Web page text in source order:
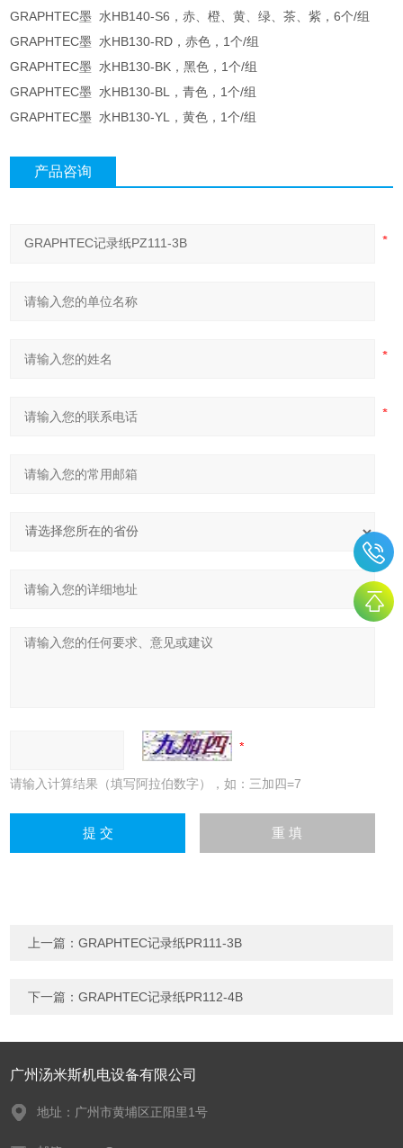
GRAPHTEC墨 水HB140-S6，赤、橙、黄、绿、茶、紫，6个/组
GRAPHTEC墨 水HB130-RD，赤色，1个/组
GRAPHTEC墨 水HB130-BK，黑色，1个/组
GRAPHTEC墨 水HB130-BL，青色，1个/组
GRAPHTEC墨 水HB130-YL，黄色，1个/组
产品咨询
请输入计算结果（填写阿拉伯数字），如：三加四=7
上一篇：GRAPHTEC记录纸PR111-3B
下一篇：GRAPHTEC记录纸PR112-4B
广州汤米斯机电设备有限公司
地址：广州市黄埔区正阳里1号